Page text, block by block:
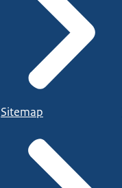
Sitemap